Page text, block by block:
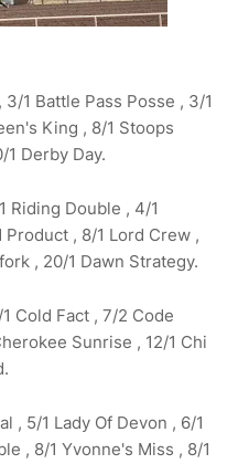
1 Battle Pass Posse , 3/1
King , 8/1 Stoops
1 Derby Day.
Riding Double , 4/1
, 8/1 Lord Crew ,
, 20/1 Dawn Strategy.
Cold Fact , 7/2 Code
Sunrise , 12/1 Chi
, 5/1 Lady Of Devon , 6/1
, 8/1 Yvonne's Miss , 8/1